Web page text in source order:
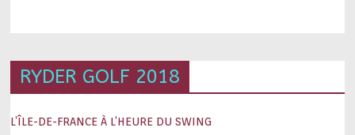
RYDER GOLF 2018
L’ÎLE-DE-FRANCE À L’HEURE DU SWING